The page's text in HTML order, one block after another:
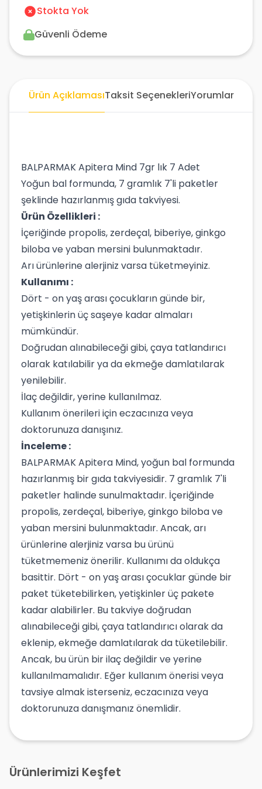
Stokta Yok
Güvenli Ödeme
Ürün AçıklamasıTaksit SeçenekleriYorumlar
BALPARMAK Apitera Mind 7gr lık 7 Adet
Yoğun bal formunda, 7 gramlık 7'li paketler
şeklinde hazırlanmış gıda takviyesi.
Ürün Özellikleri :
İçeriğinde propolis, zerdeçal, biberiye, ginkgo
biloba ve yaban mersini bulunmaktadır.
Arı ürünlerine alerjiniz varsa tüketmeyiniz.
Kullanımı :
Dört - on yaş arası çocukların günde bir,
yetişkinlerin üç saşeye kadar almaları
mümkündür.
Doğrudan alınabileceği gibi, çaya tatlandırıcı
olarak katılabilir ya da ekmeğe damlatılarak
yenilebilir.
İlaç değildir, yerine kullanılmaz.
Kullanım önerileri için eczacınıza veya
doktorunuza danışınız.
İnceleme :
BALPARMAK Apitera Mind, yoğun bal formunda
hazırlanmış bir gıda takviyesidir. 7 gramlık 7'li
paketler halinde sunulmaktadır. İçeriğinde
propolis, zerdeçal, biberiye, ginkgo biloba ve
yaban mersini bulunmaktadır. Ancak, arı
ürünlerine alerjiniz varsa bu ürünü
tüketmemeniz önerilir. Kullanımı da oldukça
basittir. Dört - on yaş arası çocuklar günde bir
paket tüketebilirken, yetişkinler üç pakete
kadar alabilirler. Bu takviye doğrudan
alınabileceği gibi, çaya tatlandırıcı olarak da
eklenip, ekmeğe damlatılarak da tüketilebilir.
Ancak, bu ürün bir ilaç değildir ve yerine
kullanılmamalıdır. Eğer kullanım önerisi veya
tavsiye almak isterseniz, eczacınıza veya
doktorunuza danışmanız önemlidir.
Ürünlerimizi Keşfet